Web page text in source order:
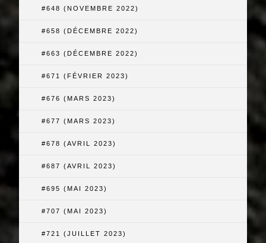
#648 (NOVEMBRE 2022)
#658 (DÉCEMBRE 2022)
#663 (DÉCEMBRE 2022)
#671 (FÉVRIER 2023)
#676 (MARS 2023)
#677 (MARS 2023)
#678 (AVRIL 2023)
#687 (AVRIL 2023)
#695 (MAI 2023)
#707 (MAI 2023)
#721 (JUILLET 2023)